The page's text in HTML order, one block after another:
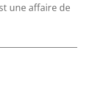
une affaire de